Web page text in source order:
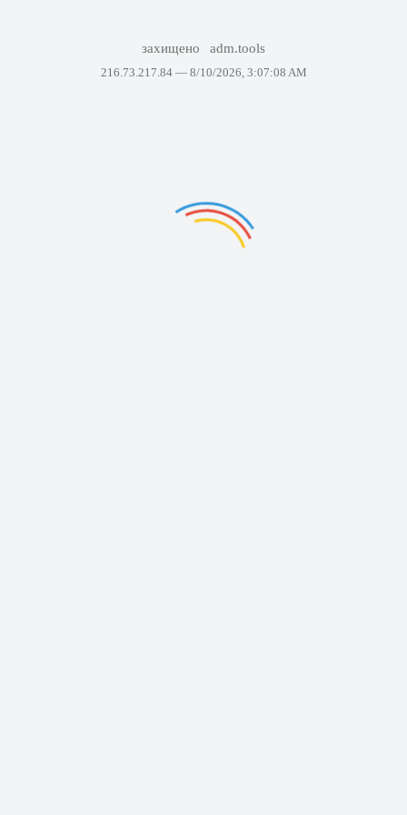
захищено adm.tools
216.73.217.84 — 8/10/2026, 3:07:08 AM